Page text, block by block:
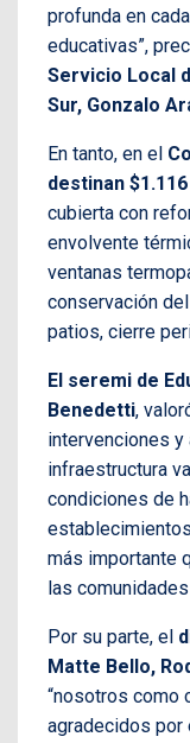
profunda en
educativas”,
Servicio Local
Sur, Gonzalo
En tanto, en el
destinan
cubierta con
envolvente
ventanas
conservación
patios, cierre
El seremi de
Benedetti,
intervenciones y
infraestructura
condiciones de
más importante
las
Por su parte, el
Matte Bello,
“nosotros como
agradecidos por